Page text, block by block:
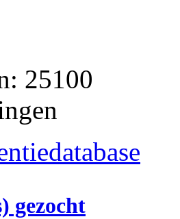
25100
gezocht